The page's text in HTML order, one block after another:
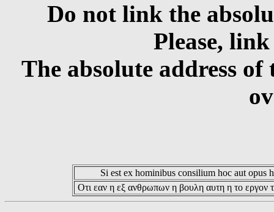
Do not link the
Please,
The absolute address
Si est ex hominibus consilium hoc aut opus
Οτι εαν η εξ ανθρωπων η βουλη αυτη η το εργον